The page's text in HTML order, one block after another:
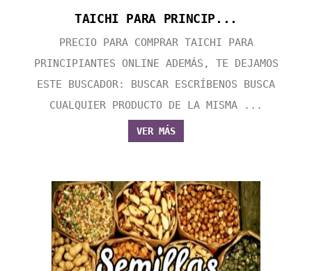
TAICHI PARA PRINCIP...
PRECIO PARA COMPRAR TAICHI PARA
PRINCIPIANTES ONLINE ADEMÁS, TE DEJAMOS
ESTE BUSCADOR: BUSCAR ESCRÍBENOS BUSCA
CUALQUIER PRODUCTO DE LA MISMA ...
VER MÁS